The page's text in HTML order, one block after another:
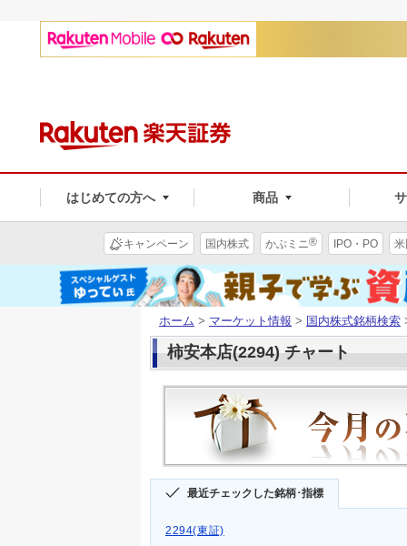
はじめての方へ 商品
キャンペーン 国内株式 かぶミニ® IPO・PO
ホーム > マーケット情報 > 国内株式銘柄検索
柿安本店(2294) チャート
最近チェックした銘柄･指標
2294(東証)